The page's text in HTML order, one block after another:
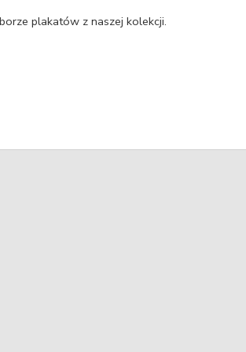
plakatów z naszej kolekcji.